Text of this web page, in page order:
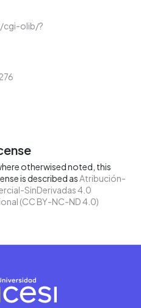
cgi-olib/?
otherwised noted, this
is described asAtribución-
SinDerivadas 4.0
(CC BY-NC-ND 4.0)